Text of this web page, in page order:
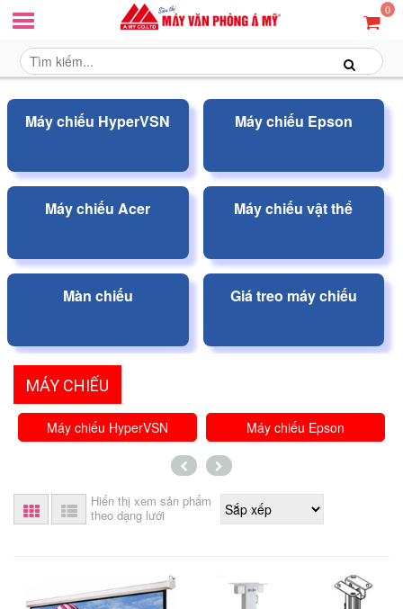
0
Máy chiếu HyperVSN Máy chiếu Epson
Máy chiếu Acer Máy chiếu vật thể
Màn chiếu Giá treo máy chiếu
MÁY CHIẾU
Máy chiếu HyperVSN Máy chiếu Epson
Hiển thị xem sản phẩm
theo dạng lưới